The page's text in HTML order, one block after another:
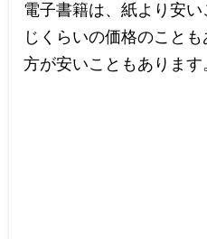
電子書籍は、紙より安
じくらいの価格のこと
方が安いこともあります